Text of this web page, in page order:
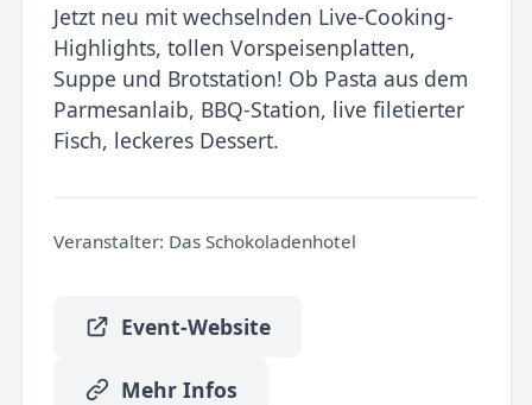
Jetzt neu mit wechselnden Live-Cooking-
Highlights, tollen Vorspeisenplatten,
Suppe und Brotstation! Ob Pasta aus dem
Parmesanlaib, BBQ-Station, live filetierter
Fisch, leckeres Dessert.
Veranstalter: Das Schokoladenhotel
Event-Website
Mehr Infos